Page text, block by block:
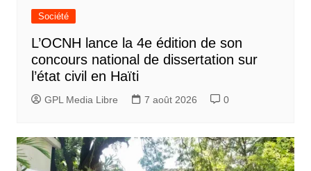
Société
L’OCNH lance la 4e édition de son
concours national de dissertation sur
l’état civil en Haïti
GPL Media Libre 7 août 2026 0